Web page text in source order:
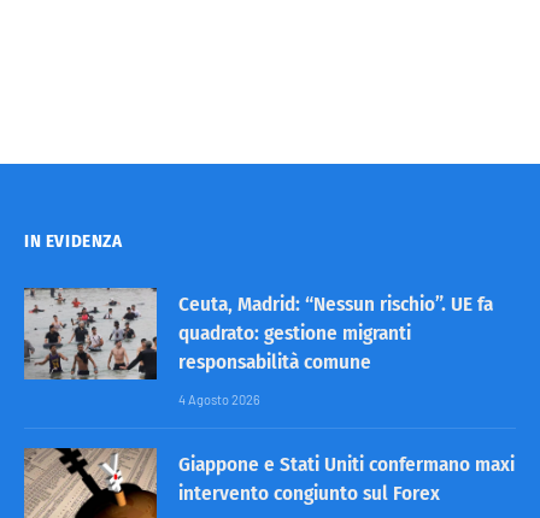
IN EVIDENZA
Ceuta, Madrid: “Nessun rischio”. UE fa
quadrato: gestione migranti
responsabilità comune
4 Agosto 2026
Giappone e Stati Uniti confermano maxi
intervento congiunto sul Forex